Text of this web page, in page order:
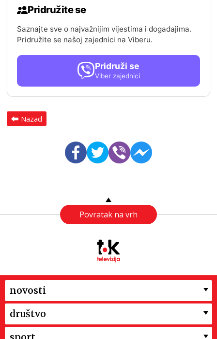
Pridružite se
Saznajte sve o najvažnijim vijestima i događajima.
Pridružite se našoj zajednici na Viberu.
Pridruži se
Viber zajednici
Nazad
Povratak na vrh
novosti
društvo